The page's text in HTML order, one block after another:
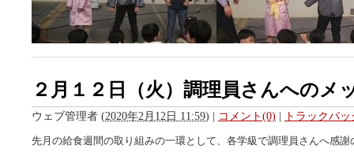
２月１２日（火）調理員さんへのメ
ウェブ管理者 (2020年2月12日 11:59) | コメント(0) | トラックバ
先月の給食週間の取り組みの一環として、各学級で調理員さんへ感謝